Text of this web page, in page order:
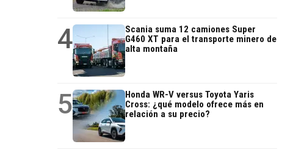
4
Scania suma 12 camiones Super
G460 XT para el transporte minero de
alta montaña
5
Honda WR-V versus Toyota Yaris
Cross: ¿qué modelo ofrece más en
relación a su precio?